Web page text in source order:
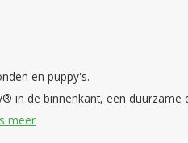
en puppy's.
in de binnenkant, een duurzame
meer